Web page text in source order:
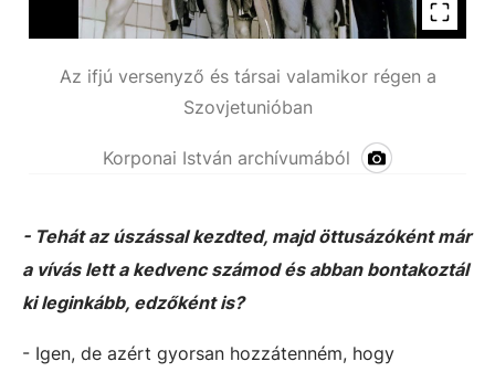
Az ifjú versenyző és társai valamikor régen a
Szovjetunióban
Korponai István archívumából
- Tehát az úszással kezdted, majd öttusázóként már
a vívás lett a kedvenc számod és abban bontakoztál
ki leginkább, edzőként is?
- Igen, de azért gyorsan hozzátenném, hogy